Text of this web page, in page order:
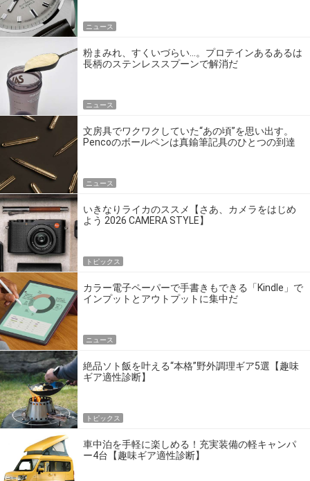
ニュース
粉まみれ、すくいづらい…。プロテインあるあるは
長柄のステンレススプーンで解消だ
ニュース
文房具でワクワクしていた“あの頃”を思い出す。
Pencoのボールペンは真鍮筆記具のひとつの到達
ニュース
いきなりライカのススメ【さあ、カメラをはじめ
よう 2026 CAMERA STYLE】
トピックス
カラー電子ペーパーで手書きもできる「Kindle」で
インプットとアウトプットに集中だ
ニュース
絶品ソト飯を叶える“本格”野外調理ギア5選【趣味
ギア適性診断】
トピックス
車中泊を手軽に楽しめる！充実装備の軽キャンパ
ー4台【趣味ギア適性診断】